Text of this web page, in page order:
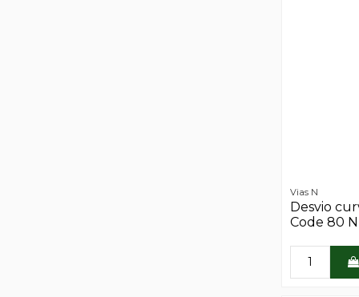
Vias N
Desvio
Code 80 N